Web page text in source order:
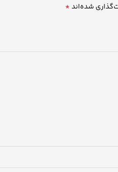
شده‌اند*